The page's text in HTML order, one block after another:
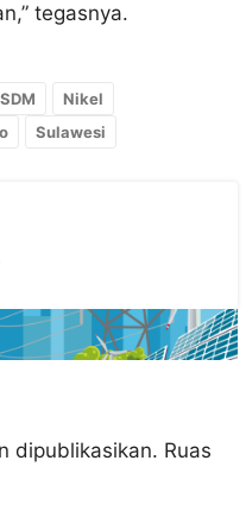
tegasnya.
Nikel
Sulawesi
dipublikasikan. Ruas